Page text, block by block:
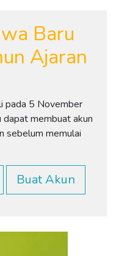
Baru
Ajaran
pada 5 November
membuat akun
sebelum memulai
Buat Akun